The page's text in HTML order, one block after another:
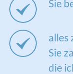
Sie
alles
Sie
die